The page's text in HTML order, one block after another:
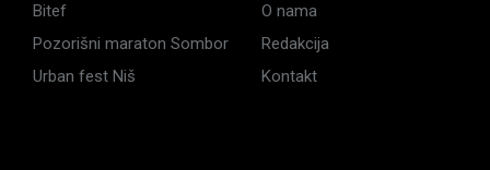
Bitef
Pozorišni maraton Sombor
Urban fest Niš
O nama
Redakcija
Kontakt